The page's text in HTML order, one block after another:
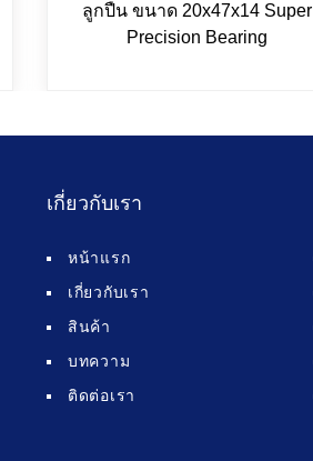
ลูกปืน ขนาด 20x47x14 Super
Precision Bearing
เกี่ยวกับเรา
หน้าแรก
เกี่ยวกับเรา
สินค้า
บทความ
ติดต่อเรา